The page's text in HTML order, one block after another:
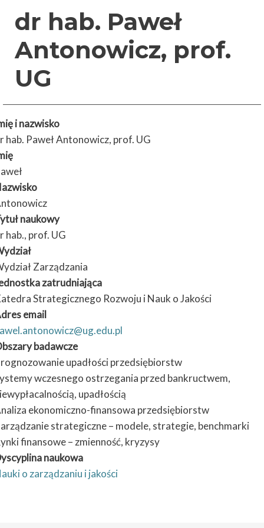
dr hab. Paweł
Antonowicz, prof.
UG
i nazwisko
hab. Paweł Antonowicz, prof. UG
naukowy
hab., prof. UG
Zarządzania
zatrudniająca
Strategicznego Rozwoju i Nauk o Jakości
email
badawcze
upadłości przedsiębiorstw
wczesnego ostrzegania przed bankructwem,
upadłością
ekonomiczno-finansowa przedsiębiorstw
strategiczne – modele, strategie, benchmarki
finansowe – zmienność, kryzysy
naukowa
o zarządzaniu i jakości